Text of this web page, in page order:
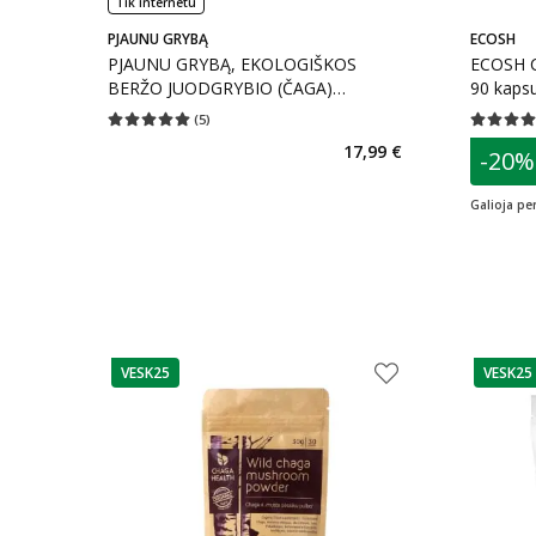
PJAUNU GRYBĄ
PJAUNU GRYBĄ, EKOLOGIŠKOS
BERŽO JUODGRYBIO (ČAGA)
KAPSULĖS, SI-EKO-001, 90 kapsulių
(5)
Vidutinis įvertinimas 5.00
17,99 €
ECOSH
ECOSH
90
Vidutinis
-20%
Galioja
patarimas
VESK25 VESK25